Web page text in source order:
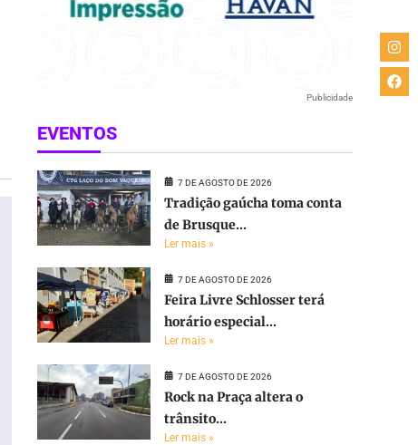
Publicidade
EVENTOS
7 DE AGOSTO DE 2026
Tradição gaúcha toma conta
de Brusque...
Ler mais »
7 DE AGOSTO DE 2026
Feira Livre Schlosser terá
horário especial...
Ler mais »
7 DE AGOSTO DE 2026
Rock na Praça altera o
trânsito...
Ler mais »